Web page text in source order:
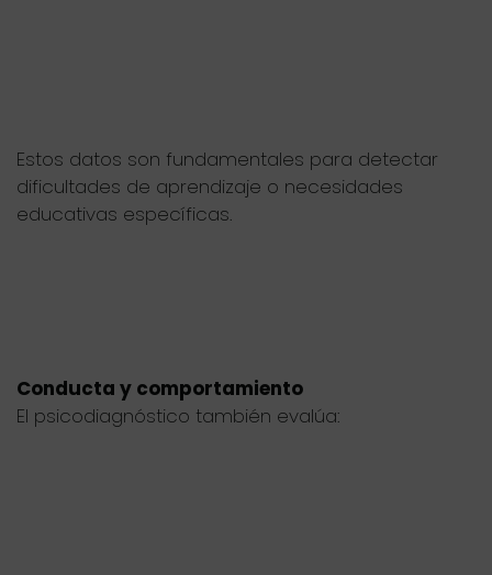
Estos datos son fundamentales para detectar
dificultades de aprendizaje o necesidades
educativas específicas.
Conducta y comportamiento
El psicodiagnóstico también evalúa: